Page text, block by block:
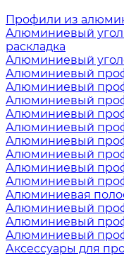
Профили из
Алюминиевый угол
раскладка
Алюминиевый
Алюминиевый
Алюминиевый
Алюминиевый
Алюминиевый
Алюминиевый
Алюминиевый
Алюминиевый
Алюминиевый
Алюминиевый
Алюминиевая
Алюминиевый
Алюминиевый
Алюминиевый
Аксессуары для